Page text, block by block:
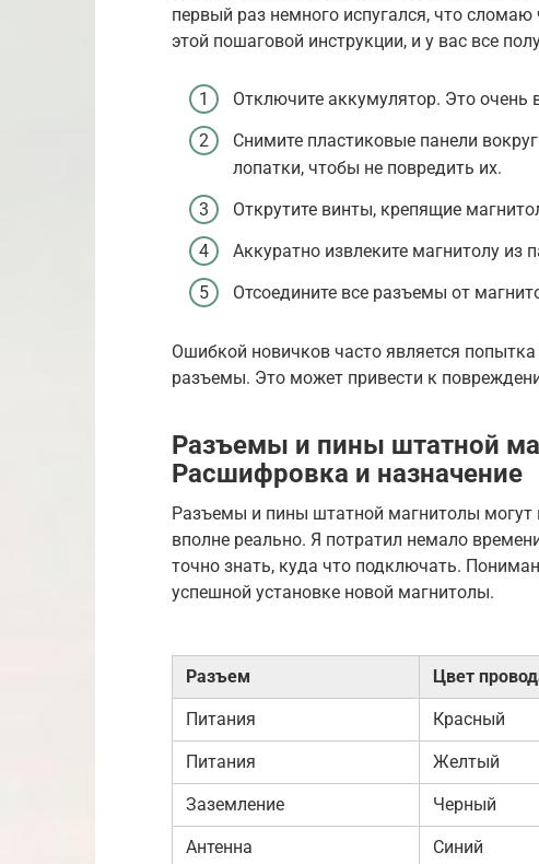
первый раз немного испугался, что
этой пошаговой инструкции, и у вас все
Отключите аккумулятор. Это очень
Снимите пластиковые панели
лопатки, чтобы не повредить их.
Открутите винты, крепящие
Аккуратно извлеките магнитолу из
Отсоедините все разъемы от
Ошибкой новичков часто является
разъемы. Это может привести к
Разъемы и пины штатной
Расшифровка и назначение
Разъемы и пины штатной магнитолы могут
вполне реально. Я потратил немало
точно знать, куда что подключать.
успешной установке новой магнитолы.
Разъем Цвет
Питания Красный
Питания Желтый
Заземление Черный
Антенна Синий